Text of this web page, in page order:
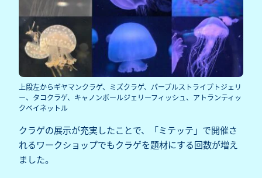
上段左からギヤマンクラゲ、ミズクラゲ、パープルストライプトジェリ
ー、タコクラゲ、キャノンボールジェリーフィッシュ、アトランティッ
クベイネットル
クラゲの展示が充実したことで、「ミテッテ」で開催さ
れるワークショップでもクラゲを題材にする回数が増え
ました。